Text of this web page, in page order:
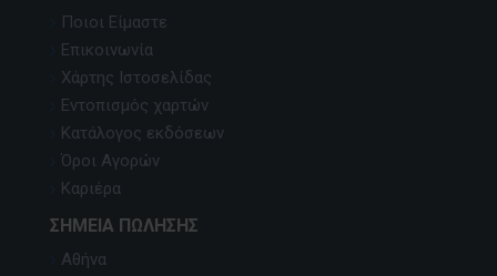
Ποιοι Είμαστε
Επικοινωνία
Χάρτης Ιστοσελίδας
Εντοπισμός χαρτών
Κατάλογος εκδόσεων
Όροι Αγορών
Καριέρα
ΣΗΜΕΊΑ ΠΏΛΗΣΗΣ
Αθήνα